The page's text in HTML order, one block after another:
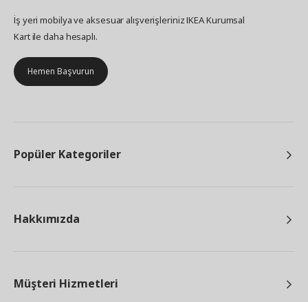
İş yeri mobilya ve aksesuar alışverişleriniz IKEA Kurumsal
Kart ile daha hesaplı.
Hemen Başvurun
Popüler Kategoriler
Hakkımızda
Müşteri Hizmetleri